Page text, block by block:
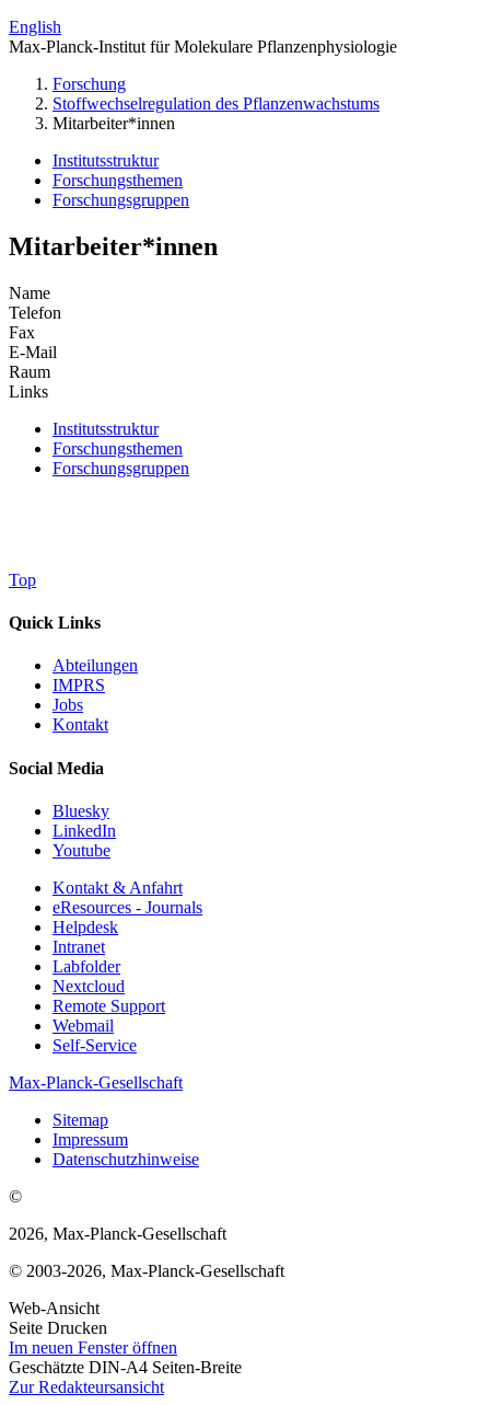
English
Max-Planck-Institut für Molekulare Pflanzenphysiologie
Forschung
Stoffwechselregulation des Pflanzenwachstums
Mitarbeiter*innen
Institutsstruktur
Forschungsthemen
Forschungsgruppen
Mitarbeiter*innen
Name
Telefon
Fax
E-Mail
Raum
Links
Institutsstruktur
Forschungsthemen
Forschungsgruppen
Top
Quick Links
Abteilungen
IMPRS
Jobs
Kontakt
Social Media
Bluesky
LinkedIn
Youtube
Kontakt & Anfahrt
eResources - Journals
Helpdesk
Intranet
Labfolder
Nextcloud
Remote Support
Webmail
Self-Service
Max-Planck-Gesellschaft
Sitemap
Impressum
Datenschutzhinweise
©
2026, Max-Planck-Gesellschaft
© 2003-2026, Max-Planck-Gesellschaft
Web-Ansicht
Seite Drucken
Im neuen Fenster öffnen
Geschätzte DIN-A4 Seiten-Breite
Zur Redakteursansicht